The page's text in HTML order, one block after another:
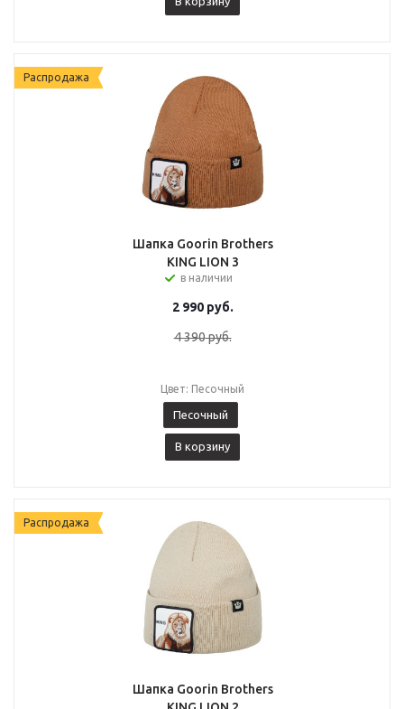
Распродажа
Шапка Goorin Brothers
KING LION 3
в наличии
2 990руб.
4 390руб.
Цвет: Песочный
Песочный
В корзину
Распродажа
Шапка Goorin Brothers